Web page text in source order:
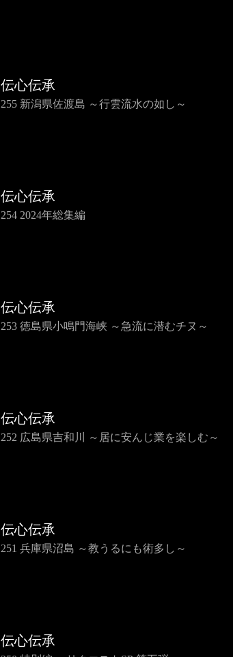
伝心伝承
255 新潟県佐渡島 ～行雲流水の如し～
伝心伝承
254 2024年総集編
伝心伝承
253 徳島県小鳴門海峡 ～急流に潜むチヌ～
伝心伝承
252 広島県吉和川 ～居に安んじ業を楽しむ～
伝心伝承
251 兵庫県沼島 ～教うるにも術多し～
伝心伝承